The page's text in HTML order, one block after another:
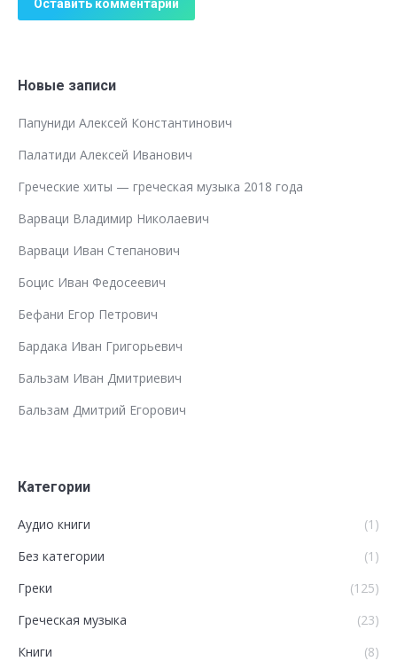
Оставить комментарий
Новые записи
Папуниди Алексей Константинович
Палатиди Алексей Иванович
Греческие хиты — греческая музыка 2018 года
Варваци Владимир Николаевич
Варваци Иван Степанович
Боцис Иван Федосеевич
Бефани Егор Петрович
Бардака Иван Григорьевич
Бальзам Иван Дмитриевич
Бальзам Дмитрий Егорович
Категории
Аудио книги
(1)
Без категории
(1)
Греки
(125)
Греческая музыка
(23)
Книги
(8)